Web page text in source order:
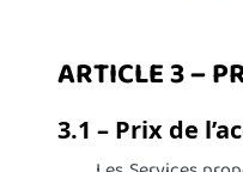
ARTICLE 3 –
3.1 – Prix de